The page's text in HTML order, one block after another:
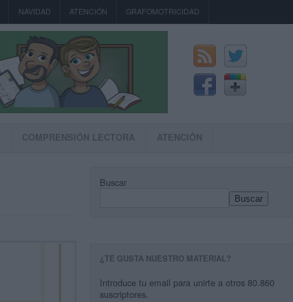
NAVIDAD ATENCIÓN GRAFOMOTRICIDAD
COMPRENSIÓN LECTORA ATENCIÓN
Buscar
Buscar
¿TE GUSTA NUESTRO MATERIAL?
Introduce tu email para unirte a otros 80.860
suscriptores.